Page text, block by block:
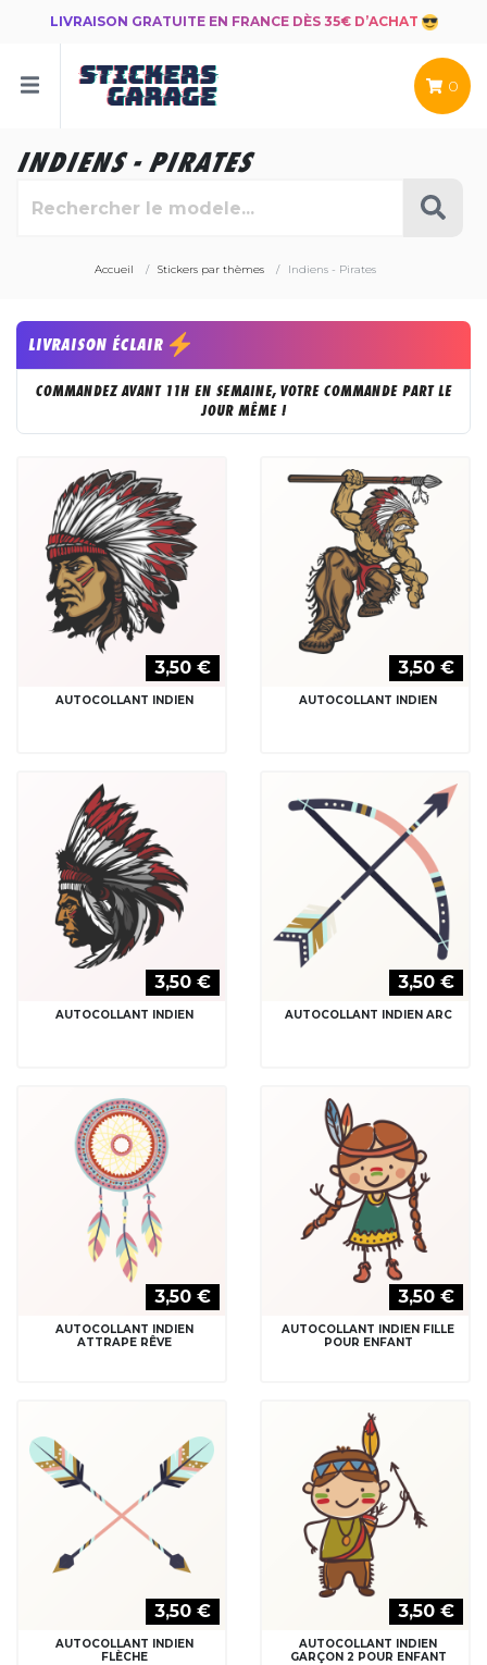
LIVRAISON GRATUITE EN FRANCE DÈS 35€ D’ACHAT
0
INDIENS - PIRATES
Accueil Stickers par thèmes Indiens - Pirates
LIVRAISON ÉCLAIR
COMMANDEZ AVANT 11H EN SEMAINE, VOTRE COMMANDE PART LE
JOUR MÊME !
3,50 €
AUTOCOLLANT INDIEN
3,50 €
AUTOCOLLANT INDIEN
3,50 €
AUTOCOLLANT INDIEN
3,50 €
AUTOCOLLANT INDIEN ARC
3,50 €
AUTOCOLLANT INDIEN
ATTRAPE RÊVE
3,50 €
AUTOCOLLANT INDIEN FILLE
POUR ENFANT
3,50 €
AUTOCOLLANT INDIEN
FLÈCHE
3,50 €
AUTOCOLLANT INDIEN
GARÇON 2 POUR ENFANT